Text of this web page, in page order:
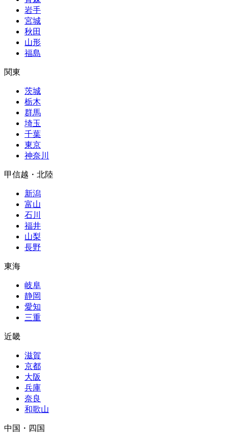
岩手
宮城
秋田
山形
福島
関東
茨城
栃木
群馬
埼玉
千葉
東京
神奈川
甲信越・北陸
新潟
富山
石川
福井
山梨
長野
東海
岐阜
静岡
愛知
三重
近畿
滋賀
京都
大阪
兵庫
奈良
和歌山
中国・四国